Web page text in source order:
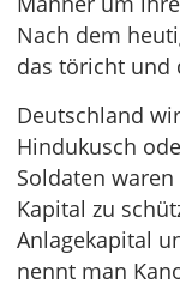
Nach dem
das töricht und
Deutschland
Hindukusch
Soldaten
Kapital zu
Anlagekapital
nennt man